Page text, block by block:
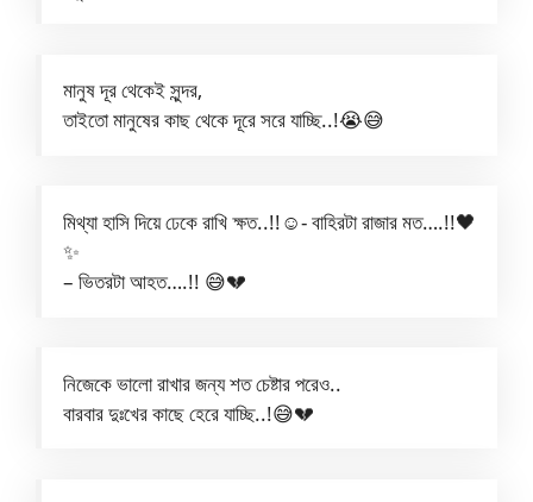
মানুষ দূর থেকেই সুন্দর,
তাইতো মানুষের কাছ থেকে দূরে সরে যাচ্ছি..!😭😅
মিথ্যা হাসি দিয়ে ঢেকে রাখি ক্ষত..!!☺️- বাহিরটা রাজার মত….!!🖤
✨
– ভিতরটা আহত….!! 😅💔
নিজেকে ভালো রাখার জন্য শত চেষ্টার পরেও..
বারবার দুঃখের কাছে হেরে যাচ্ছি..!😅💔